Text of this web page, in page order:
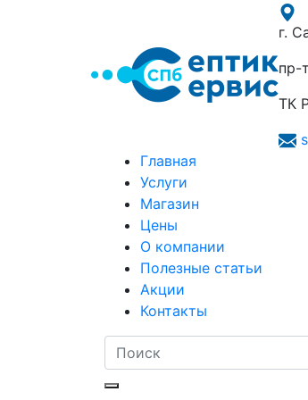
г.
пр-
ТК
Главная
Услуги
Магазин
Цены
О компании
Полезные статьи
Акции
Контакты